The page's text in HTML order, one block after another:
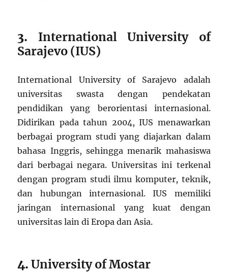
3. International University of
Sarajevo (IUS)
International University of Sarajevo adalah
universitas swasta dengan pendekatan
pendidikan yang berorientasi internasional.
Didirikan pada tahun 2004, IUS menawarkan
berbagai program studi yang diajarkan dalam
bahasa Inggris, sehingga menarik mahasiswa
dari berbagai negara. Universitas ini terkenal
dengan program studi ilmu komputer, teknik,
dan hubungan internasional. IUS memiliki
jaringan internasional yang kuat dengan
universitas lain di Eropa dan Asia.
4.University of Mostar